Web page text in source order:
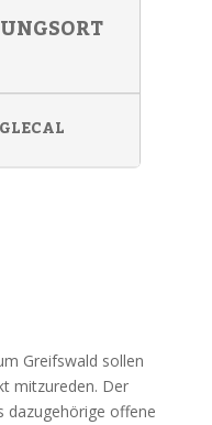
Greifswald sollen
mitzureden. Der
dazugehörige offene